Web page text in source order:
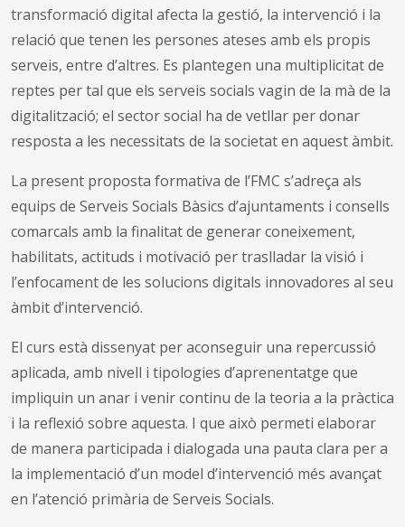
transformació digital afecta la gestió, la intervenció i la
relació que tenen les persones ateses amb els propis
serveis, entre d’altres. Es plantegen una multiplicitat de
reptes per tal que els serveis socials vagin de la mà de la
digitalització; el sector social ha de vetllar per donar
resposta a les necessitats de la societat en aquest àmbit.
La present proposta formativa de l’FMC s’adreça als
equips de Serveis Socials Bàsics d’ajuntaments i consells
comarcals amb la finalitat de generar coneixement,
habilitats, actituds i motivació per traslladar la visió i
l’enfocament de les solucions digitals innovadores al seu
àmbit d’intervenció.
El curs està dissenyat per aconseguir una repercussió
aplicada, amb nivell i tipologies d’aprenentatge que
impliquin un anar i venir continu de la teoria a la pràctica
i la reflexió sobre aquesta. I que això permeti elaborar
de manera participada i dialogada una pauta clara per a
la implementació d’un model d’intervenció més avançat
en l’atenció primària de Serveis Socials.